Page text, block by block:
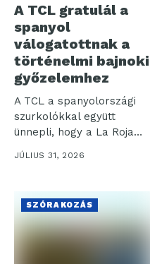
A TCL gratulál a
spanyol
válogatottnak a
történelmi bajnoki
győzelemhez
A TCL a spanyolországi
szurkolókkal együtt
ünnepli, hogy a La Roja
(spanyol...
JÚLIUS 31, 2026
SZÓRAKOZÁS